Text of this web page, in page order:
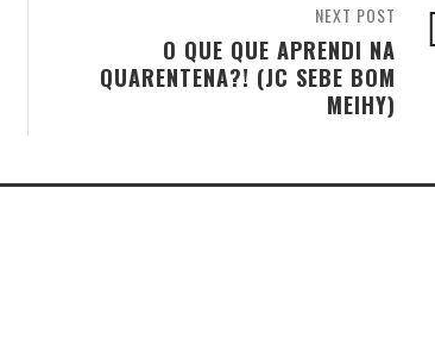
NEXT POST
O QUE QUE APRENDI NA
QUARENTENA?! (JC SEBE BOM
MEIHY)